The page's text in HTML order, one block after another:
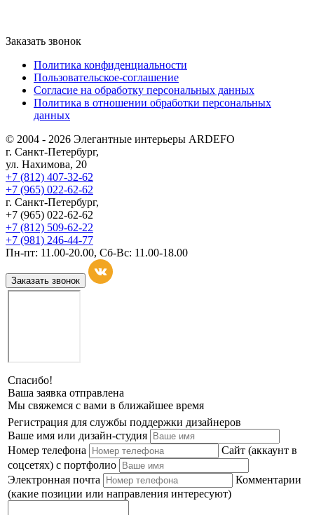
Заказать звонок
Политика конфиденциальности
Пользовательское-соглашение
Согласие на обработку персональных данных
Политика в отношении обработки персональных
данных
© 2004 - 2026 Элегантные интерьеры ARDEFO
г. Санкт-Петербург,
ул. Нахимова, 20
+7 (812) 407-32-62
+7 (965) 022-62-62
г. Санкт-Петербург,
+7 (965) 022-62-62
+7 (812) 509-62-22
+7 (981) 246-44-77
Пн-пт: 11.00-20.00, Сб-Вс: 11.00-18.00
Заказать звонок
Спасибо!
Ваша заявка отправлена
Мы свяжемся с вами в ближайшее время
Регистрация для службы поддержки дизайнеров
Ваше имя или дизайн-студия
Номер телефона
Сайт (аккаунт в
соцсетях) с портфолио
Электронная почта
Комментарии
(какие позиции или направления интересуют)